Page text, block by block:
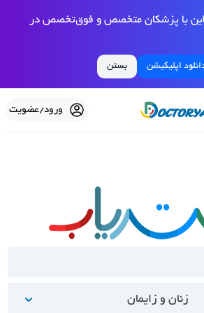
با پزشکان متخصص و فوق‌تخصص در
اپلیکیشن بستن
ورود/عضویت
زنان و زایمان